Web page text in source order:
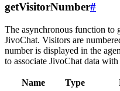
getVisitorNumber#
The asynchronous function to
JivoChat. Visitors are
number is displayed in the
to associate JivoChat data
Name Type